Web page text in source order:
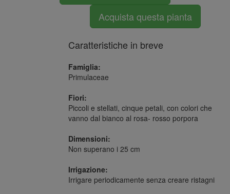
Acquista questa pianta
Caratteristiche in breve
Famiglia:
Primulaceae
Fiori:
Piccoli e stellati, cinque petali, con colori che
vanno dal bianco al rosa- rosso porpora
Dimensioni:
Non superano i 25 cm
Irrigazione:
Irrigare periodicamente senza creare ristagni